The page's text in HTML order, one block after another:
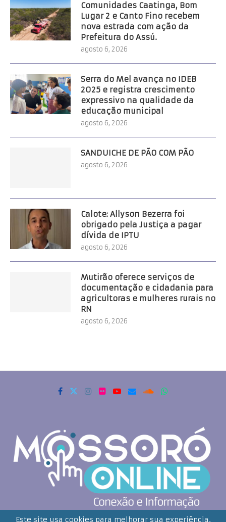
Comunidades Caatinga, Bom
Lugar 2 e Canto Fino recebem
nova estrada com ação da
Prefeitura do Assú.
agosto 6, 2026
Serra do Mel avança no IDEB
2025 e registra crescimento
expressivo na qualidade da
educação municipal
agosto 6, 2026
SANDUICHE DE PÃO COM PÃO
agosto 6, 2026
Calote: Allyson Bezerra foi
obrigado pela Justiça a pagar
dívida de IPTU
agosto 6, 2026
Mutirão oferece serviços de
documentação e cidadania para
agricultoras e mulheres rurais no
RN
agosto 6, 2026
Copyrigth 2021 - Todos os direitos reservados. Mossoró Online
Este site usa cookies para melhorar sua experiência.